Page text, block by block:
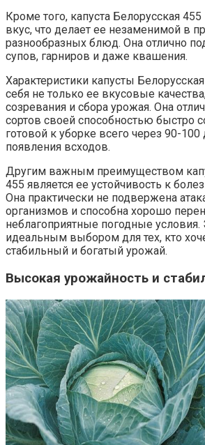
Кроме того, капуста Белорусская
вкус, что делает ее незаменимой в
разнообразных блюд. Она отлично
супов, гарниров и даже квашения.
Характеристики капусты
себя не только ее вкусовые
созревания и сбора урожая. Она
сортов своей способностью быстро
готовой к уборке всего через 90-100
появления всходов.
Другим важным преимуществом
455 является ее устойчивость к
Она практически не подвержена
организмов и способна хорошо
неблагоприятные погодные условия.
идеальным выбором для тех, кто
стабильный и богатый урожай.
Высокая урожайность и